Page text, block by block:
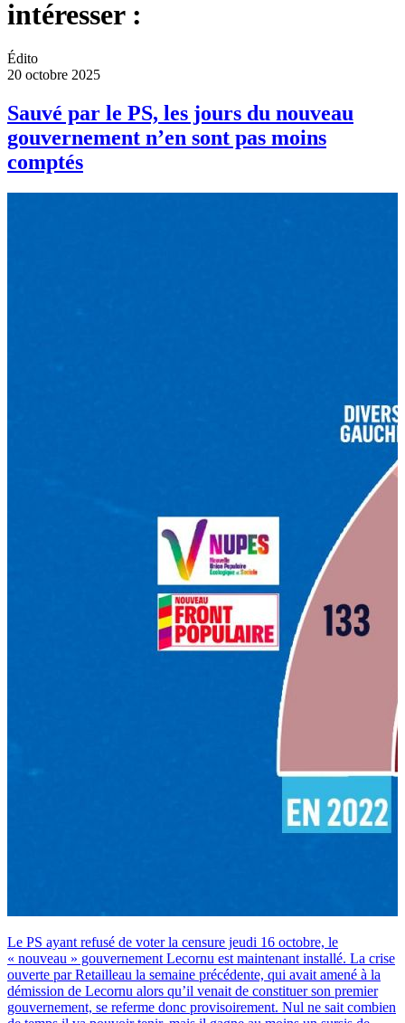
intéresser :
Édito
20 octobre 2025
Sauvé par le PS, les jours du nouveau
gouvernement n’en sont pas moins
comptés
Le PS ayant refusé de voter la censure jeudi 16 octobre, le
« nouveau » gouvernement Lecornu est maintenant installé. La crise
ouverte par Retailleau la semaine précédente, qui avait amené à la
démission de Lecornu alors qu’il venait de constituer son premier
gouvernement, se referme donc provisoirement. Nul ne sait combien